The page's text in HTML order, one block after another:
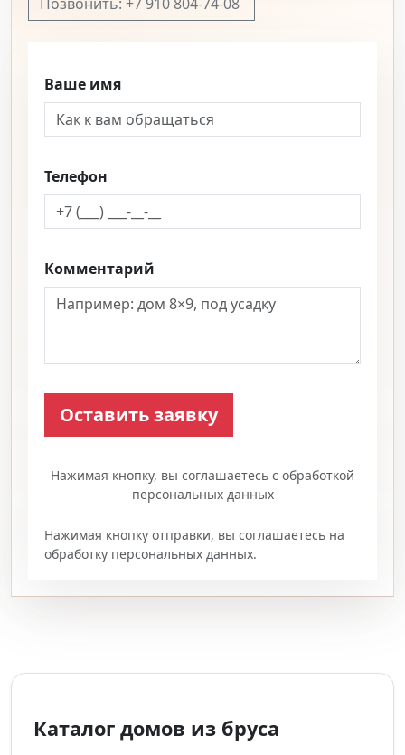
Позвонить: +7 910 804-74-08
Ваше имя
Телефон
Комментарий
Нажимая кнопку, вы соглашаетесь с обработкой
персональных данных
Нажимая кнопку отправки, вы соглашаетесь на
обработку персональных данных.
Каталог домов из бруса